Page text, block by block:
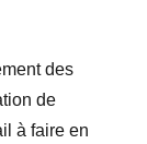
des
de
à faire en